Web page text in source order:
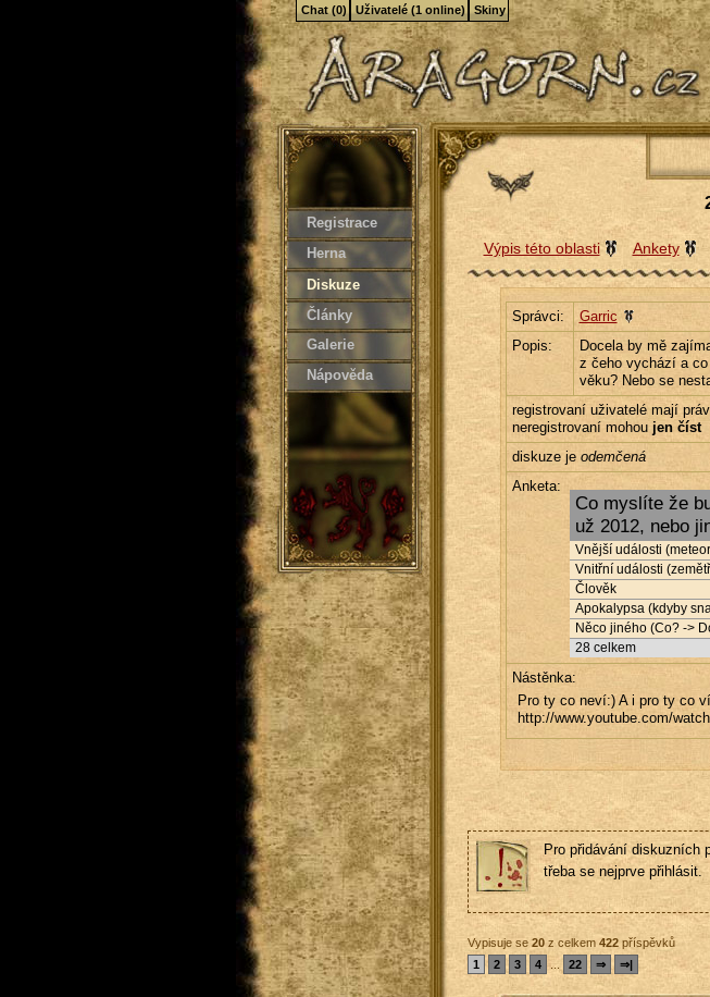
Registrace
Herna
Diskuze
Články
Galerie
Nápověda
Výpis této oblasti Ankety
Správci:
Garric
Popis:
Docela by mě
z čeho vychází a
věku? Nebo se
registrovaní uživatelé mají
neregistrovaní mohou jen číst
diskuze je odemčená
Anketa:
Co myslíte že
už 2012, nebo
Vnější události
Vnitřní události
Člověk
Apokalypsa (kdyby
Něco jiného (Co? ->
28 celkem
Nástěnka:
Pro ty co neví:) A i pro ty co
http://www.youtube.com/
Pro přidávání diskuzních
třeba se nejprve přihlásit.
Vypisuje se 20z celkem 422příspěvků
1
2 3 4 22 ⇒ ⇒|
Chat (0) Uživatelé (1 online) Skiny